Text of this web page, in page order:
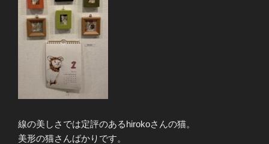
線の美しさでは定評のあるhirokoさんの猫。
美形の猫さんばかりです。